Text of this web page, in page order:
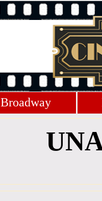
Broadway